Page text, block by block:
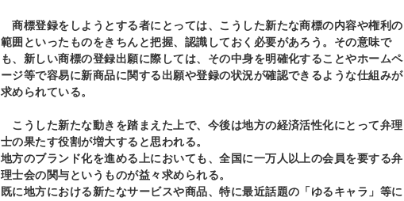
商標登録をしようとする者にとっては、こうした新たな商標の内容や権利の
範囲といったものをきちんと把握、認識しておく必要があろう。その意味で
も、新しい商標の登録出願に際しては、その中身を明確化することやホームペ
ージ等で容易に新商品に関する出願や登録の状況が確認できるような仕組みが
求められている。
こうした新たな動きを踏まえた上で、今後は地方の経済活性化にとって弁理
士の果たす役割が増大すると思われる。
地方のブランド化を進める上においても、全国に一万人以上の会員を要する弁
理士会の関与というものが益々求められる。
既に地方における新たなサービスや商品、特に最近話題の「ゆるキャラ」等に